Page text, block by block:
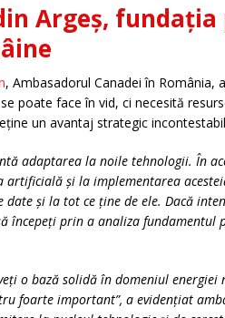
Argeș,
, Ambasadorul Canadei în România,
poate face în vid, ci necesită
un avantaj strategic
adaptarea la noile tehnologii. În
și la implementarea
date și la tot ce ține de ele. Dacă
începeți prin a analiza fundamentul
o bază solidă în domeniul energiei
foarte important”, a evidențiat